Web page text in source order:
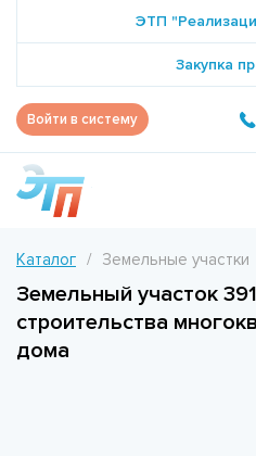
ЭТП
Закупка
Войти в систему
Каталог Земельные участки
Земельный участок
строительства
дома